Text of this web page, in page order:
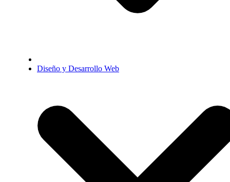
Diseño y Desarrollo Web